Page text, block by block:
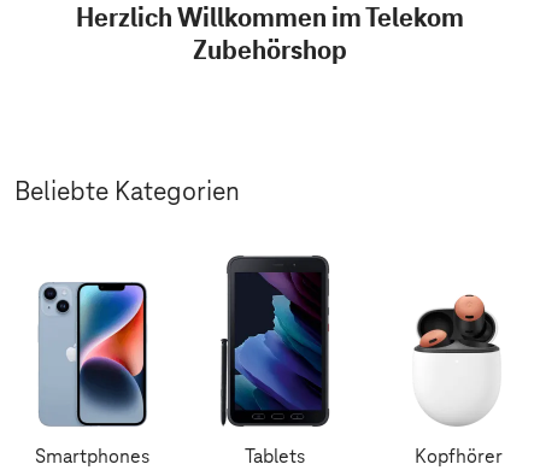
Herzlich Willkommen im Telekom
Zubehörshop
Beliebte Kategorien
Smartphones Tablets Kopfhörer